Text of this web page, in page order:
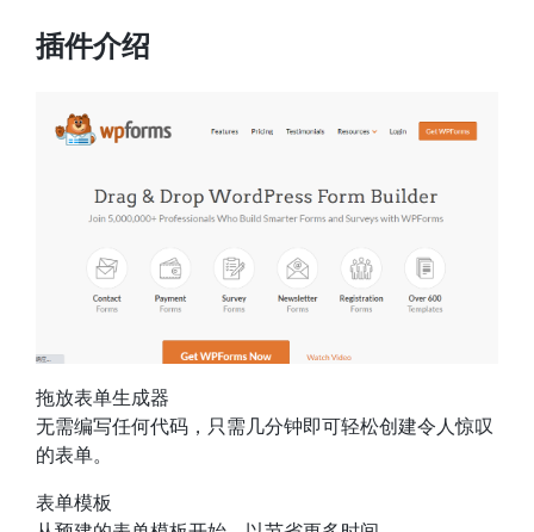
插件介绍
拖放表单生成器
无需编写任何代码，只需几分钟即可轻松创建令人惊叹
的表单。
表单模板